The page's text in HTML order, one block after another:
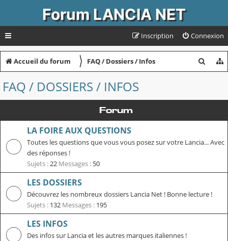
Forum LANCIA NET
Connexion
Inscription
Accueil du forum 〉 FAQ / Dossiers / Infos
e
r
FAQ / DOSSIERS / INFOS
Forum
LA FOIRE AUX QUESTIONS
Toutes les questions que vous vous posez sur votre Lancia... Avec
des réponses !
Sujets :22 Messages : 50
LES DOSSIERS
Découvrez les nombreux dossiers Lancia Net ! Bonne lecture !
Sujets : 132 Messages : 195
LES INFOS
Des infos sur Lancia et les autres marques italiennes !